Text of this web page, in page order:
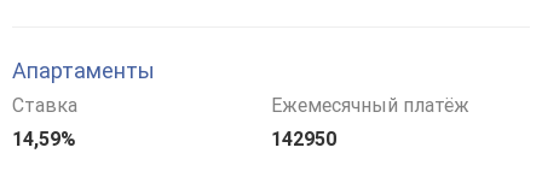
Апартаменты
Ставка
14,59%
Ежемесячный платёж
142950